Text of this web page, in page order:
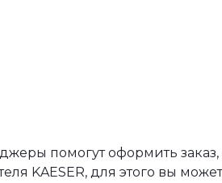
помогут оформить заказ,
KAESER, для этого вы